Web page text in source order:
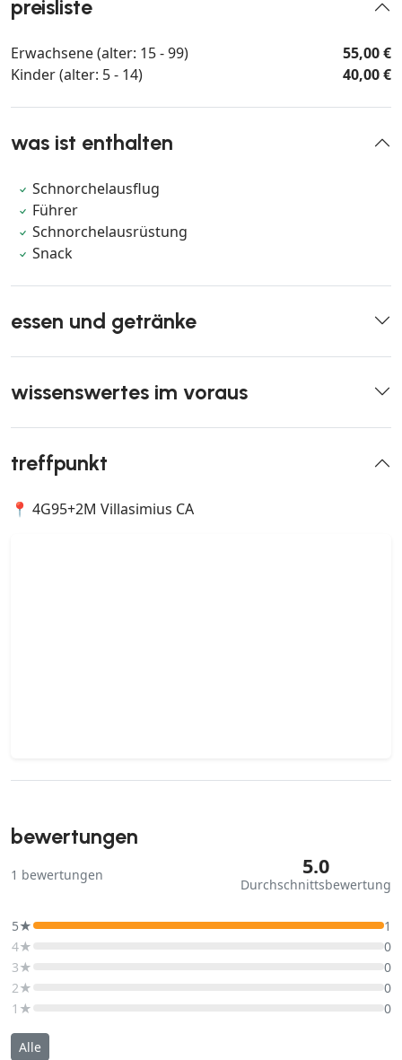
preisliste
Erwachsene (alter: 15 - 99)
55,00 €
Kinder (alter: 5 - 14)
40,00 €
was ist enthalten
Schnorchelausflug
Führer
Schnorchelausrüstung
Snack
essen und getränke
wissenswertes im voraus
treffpunkt
📍 4G95+2M Villasimius CA
bewertungen
1 bewertungen 5.0
Durchschnittsbewertung
5★
1
4★
0
3★
0
2★
0
1★
0
Alle